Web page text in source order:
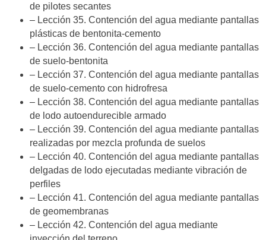
de pilotes secantes
– Lección 35. Contención del agua mediante pantallas
plásticas de bentonita-cemento
– Lección 36. Contención del agua mediante pantallas
de suelo-bentonita
– Lección 37. Contención del agua mediante pantallas
de suelo-cemento con hidrofresa
– Lección 38. Contención del agua mediante pantallas
de lodo autoendurecible armado
– Lección 39. Contención del agua mediante pantallas
realizadas por mezcla profunda de suelos
– Lección 40. Contención del agua mediante pantallas
delgadas de lodo ejecutadas mediante vibración de
perfiles
– Lección 41. Contención del agua mediante pantallas
de geomembranas
– Lección 42. Contención del agua mediante